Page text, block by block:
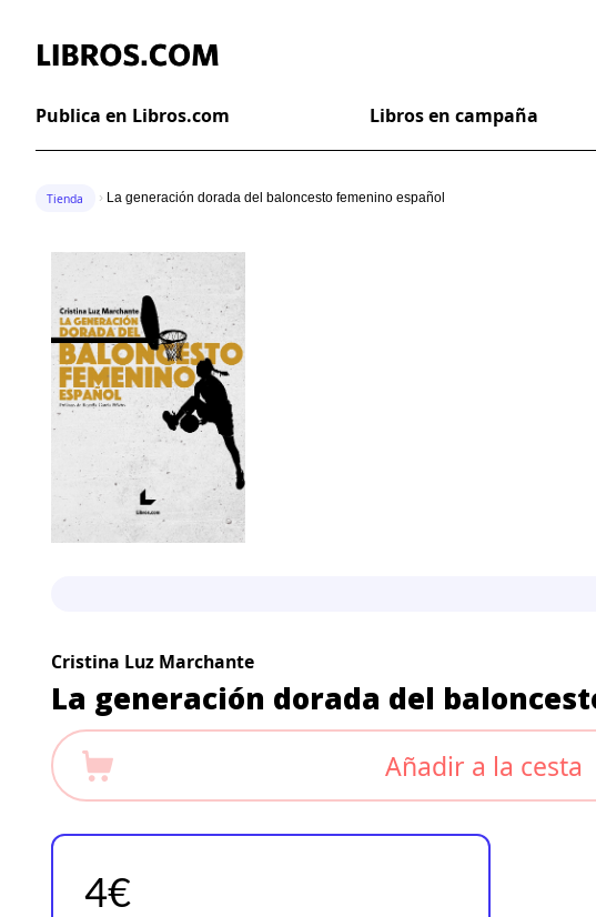
Publica en Libros.com Libros en campaña
Tienda › La generación dorada del baloncesto femenino español
Cristina Luz Marchante
La generación dorada del
Añadir a la cesta
4€